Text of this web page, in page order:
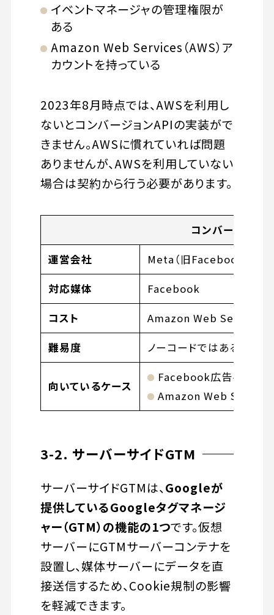
イベントマネージャの管理権限が
ある
Amazon Web Services（AWS）ア
カウントを持っている
2023年8月時点では、AWSを利用し
ないとコンバージョンAPIの実装がで
きません。AWSに慣れていれば問題
ありませんが、AWSを利用していない
場合は契約から行う必要があります。
コンバージョン
運営会社
Meta（旧Facebook）
対応媒体
Facebook
コスト
Amazon Web Services利
難易度
ノーコードではあるもの
向いているケース
Facebook広告への出
Amazon Web Services
3-2. サーバーサイドGTM
サーバーサイドGTMは、Googleが
提供しているGoogleタグマネージ
ャー（GTM）の機能の1つです。仮想
サーバーにGTMサーバーコンテナを
設置し、媒体サーバーにデータを直
接送信するため、Cookie規制の影響
を軽減できます。